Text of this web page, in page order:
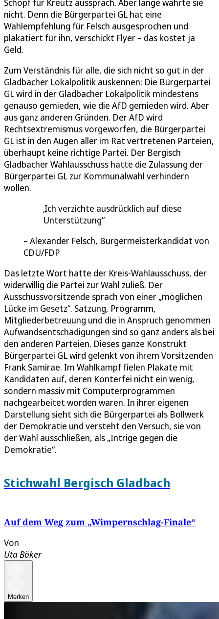
nicht. Denn die Bürgerpartei GL hat eine
Wahlempfehlung für Felsch ausgesprochen und
plakatiert für ihn, verschickt Flyer – das kostet ja
Geld.
Zum Verständnis für alle, die sich nicht so gut in der
Gladbacher Lokalpolitik auskennen: Die Bürgerpartei
GL wird in der Gladbacher Lokalpolitik mindestens
genauso gemieden, wie die AfD gemieden wird. Aber
aus ganz anderen Gründen. Der AfD wird
Rechtsextremismus vorgeworfen, die Bürgerpartei
GL ist in den Augen aller im Rat vertretenen Parteien,
überhaupt keine richtige Partei. Der Bergisch
Gladbacher Wahlausschuss hatte die Zulassung der
Bürgerpartei GL zur Kommunalwahl verhindern
wollen.
Ich verzichte ausdrücklich auf diese
Unterstützung
Alexander Felsch, Bürgermeisterkandidat von
CDU/FDP
Das letzte Wort hatte der Kreis-Wahlausschuss, der
widerwillig die Partei zur Wahl zuließ. Der
Ausschussvorsitzende sprach von einer „möglichen
Lücke im Gesetz“. Satzung, Programm,
Mitgliederbetreuung und die in Anspruch genommen
Aufwandsentschädigungen sind so ganz anders als bei
den anderen Parteien. Dieses ganze Konstrukt
Bürgerpartei GL wird gelenkt von ihrem Vorsitzenden
Frank Samirae. Im Wahlkampf fielen Plakate mit
Kandidaten auf, deren Konterfei nicht ein wenig,
sondern massiv mit Computerprogrammen
nachgearbeitet worden waren. In ihrer eigenen
Darstellung sieht sich die Bürgerpartei als Bollwerk
der Demokratie und versteht den Versuch, sie von
der Wahl ausschließen, als „Intrige gegen die
Demokratie“.
Stichwahl Bergisch Gladbach
Auf dem Weg zum „Wimpernschlag-Finale“
Von
Uta Böker
Merken